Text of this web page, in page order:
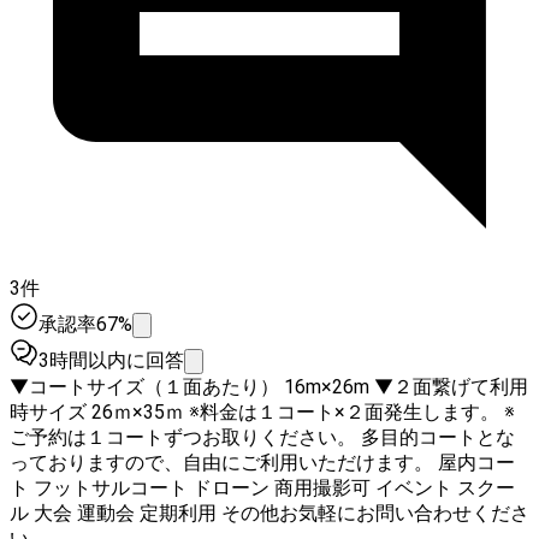
3件
承認率67%
3時間以内に回答
▼コートサイズ（１面あたり） 16m×26m ▼２面繋げて利用
時サイズ 26ｍ×35ｍ ※料金は１コート×２面発生します。 ※
ご予約は１コートずつお取りください。 多目的コートとな
っておりますので、自由にご利用いただけます。 屋内コー
ト フットサルコート ドローン 商用撮影可 イベント スクー
ル 大会 運動会 定期利用 その他お気軽にお問い合わせくださ